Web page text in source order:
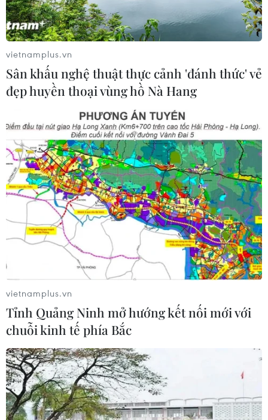
vietnamplus.vn
Sân khấu nghệ thuật thực cảnh 'đánh thức' vẻ
đẹp huyền thoại vùng hồ Nà Hang
vietnamplus.vn
Tỉnh Quảng Ninh mở hướng kết nối mới với
chuỗi kinh tế phía Bắc